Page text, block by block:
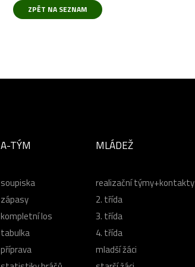
A-TÝM
soupiska
zápasy
kompletní los
tabulka
příprava
MLÁDEŽ
realizační týmy+kontakty
2. třída
3. třída
4. třída
mladší žáci